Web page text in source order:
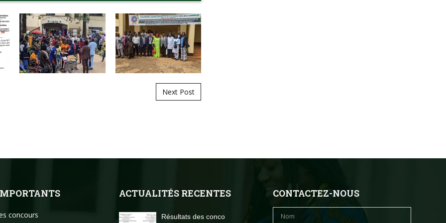
Next Post
concours
ACTUALITÉS RECENTES
Résultats des conco
CONTACTEZ-NOUS